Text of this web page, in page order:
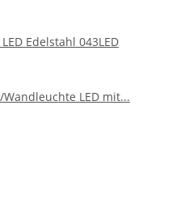
Edelstahl 043LED